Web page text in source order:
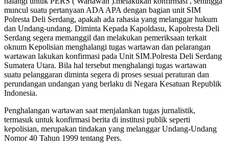
muncul suatu pertanyaan ADA APA dengan bagian unit SIM
Polresta Deli Serdang, apakah ada rahasia yang melanggar hukum
dan Undang-undang. Diminta Kepada Kapoldasu, Kapolresta Deli
Serdang segera memanggil dan melakukan pemeriksaan terkait
oknum Kepolisian menghalangi tugas wartawan dan pelarangan
wartawan lakukan konfirmasi pada Unit SIM.Polresta Deli Serdang
Sumatera Utara. Bila hal tersebut menghalangi tugas wartawan
suatu pelanggaran diminta segera di proses sesuai peraturan dan
perundangan undangan yang berlaku di Negara Kesatuan Republik
Indonesia.
Penghalangan wartawan saat menjalankan tugas jurnalistik,
termasuk untuk konfirmasi berita di institusi publik seperti
kepolisian, merupakan tindakan yang melanggar Undang-Undang
Nomor 40 Tahun 1999 tentang Pers.